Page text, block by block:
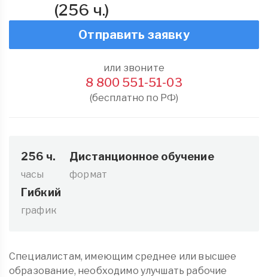
(256 ч.)
Отправить заявку
или звоните
8 800 551-51-03
(бесплатно по РФ)
256 ч.
часы
Дистанционное обучение
формат
Гибкий
график
Специалистам, имеющим среднее или высшее
образование, необходимо улучшать рабочие